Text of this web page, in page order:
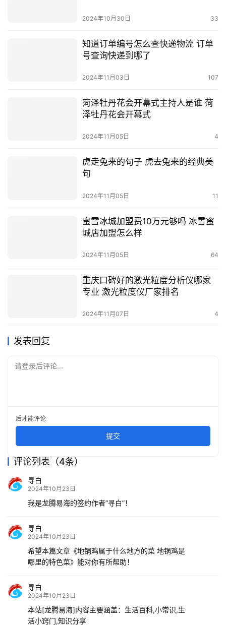
2024年10月30日 33
知道订单编号怎么查快递物流 订单
号查询快递到哪了
2024年11月03日 107
菏泽牡丹花会开幕式主持人是谁 菏
泽牡丹花会开幕式
2024年11月05日 4
虎走兔来的句子 虎去兔来的经典美
句
2024年11月05日 11
蜜雪冰城加盟费10万元够吗 冰雪蜜
城店加盟怎么样
2024年11月05日 64
重庆口碑好的激光粒度分析仪哪家
专业 激光粒度仪厂家排名
2024年11月07日 4
发表回复
请登录后评论...
后才能评论
提交
评论列表（4条）
寻白
2024年10月23日
我是龙腾易海的签约作者“寻白”！
寻白
2024年10月23日
希望本篇文章《地锅鸡属于什么地方的菜 地锅鸡是
哪里的特色菜》能对你有所帮助！
寻白
2024年10月23日
本站[龙腾易海]内容主要涵盖：生活百科,小常识,生
活小窍门,知识分享